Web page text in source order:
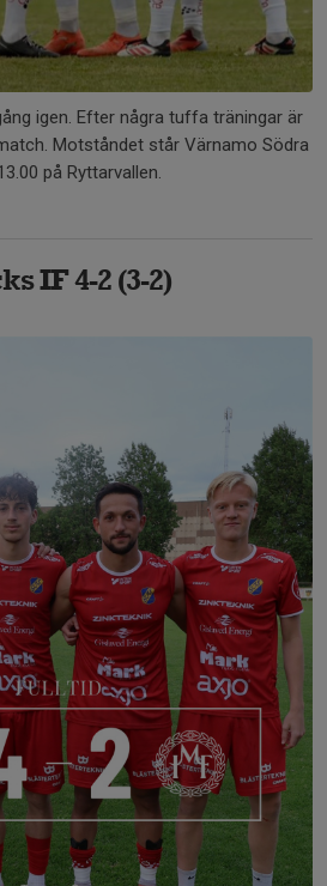
igen. Efter några tuffa träningar är
Motståndet står Värnamo Södra
på Ryttarvallen.
IF 4-2 (3-2)